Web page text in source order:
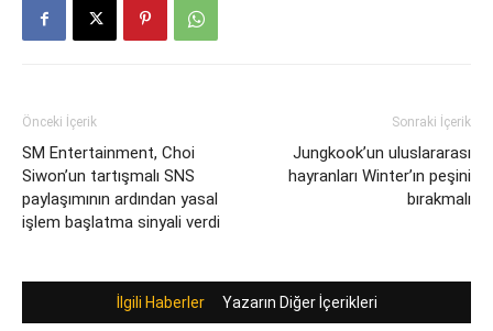
Önceki İçerik
SM Entertainment, Choi
Siwon’un tartışmalı SNS
paylaşımının ardından yasal
işlem başlatma sinyali verdi
Sonraki İçerik
Jungkook’un uluslararası
hayranları Winter’ın peşini
bırakmalı
İlgili Haberler Yazarın Diğer İçerikleri